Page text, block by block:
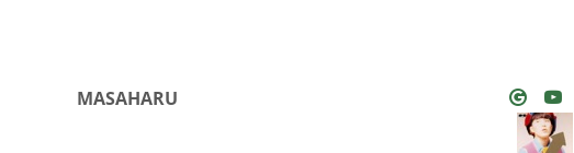
MASAHARU